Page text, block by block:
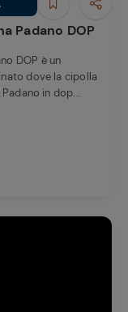
Padano DOP
DOP è un
dove la cipolla
in dop...